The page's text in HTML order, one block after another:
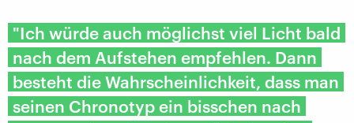
"Ich würde auch möglichst viel Licht bald
nach dem Aufstehen empfehlen. Dann
besteht die Wahrscheinlichkeit, dass man
seinen Chronotyp ein bisschen nach